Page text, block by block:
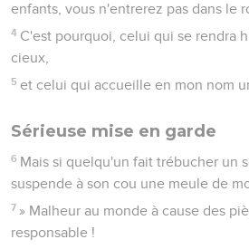
enfants, vous n'entrerez pas dans le
4 C'est pourquoi, celui qui se rendra
cieux,
5 et celui qui accueille en mon nom
Sérieuse mise en garde
6 Mais si quelqu'un fait trébucher un
suspende à son cou une meule de
7 » Malheur au monde à cause des
responsable !